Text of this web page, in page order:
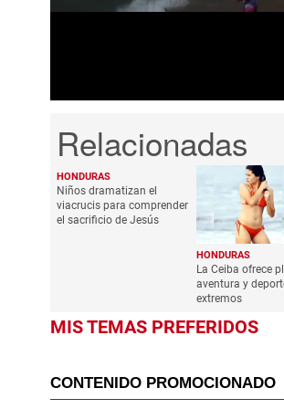
19
HONDURAS
Niños dramatizan el
viacrucis para comprender
el sacrificio de Jesús
HONDURAS
La Ceiba ofrece
aventura y
extremos
MIS TEMAS PREFERIDOS